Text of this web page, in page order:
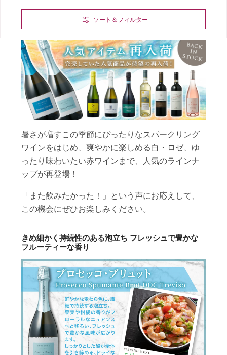
ソート＆フィルター
暑さが増すこの季節にぴったりなスパークリング
ワインをはじめ、爽やかに楽しめる白・ロゼ、ゆ
ったり味わいたい赤ワインまで、人気のラインナ
ップが再登場！
「また飲みたかった！」という声にお応えして、
この機会にぜひお楽しみください。
きめ細かく持続性のある泡立ち フレッシュで豊かな
フルーティーな香り